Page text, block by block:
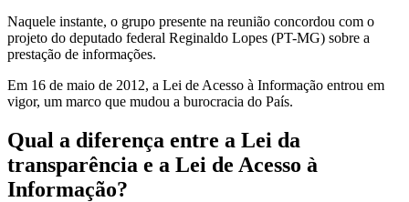
Naquele instante, o grupo presente na reunião concordou com o
projeto do deputado federal Reginaldo Lopes (PT-MG) sobre a
prestação de informações.
Em 16 de maio de 2012, a Lei de Acesso à Informação entrou em
vigor, um marco que mudou a burocracia do País.
Qual a diferença entre a Lei da
transparência e a Lei de Acesso à
Informação?